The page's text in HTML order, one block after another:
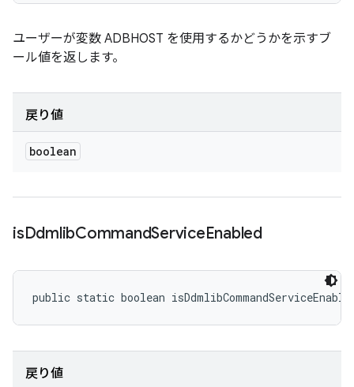
ユーザーが変数 ADBHOST を使用するかどうかを示すブ
ール値を返します。
戻り値
boolean
isDdmlibCommandServiceEnabled
public static boolean
戻り値